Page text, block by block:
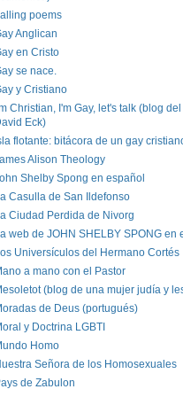
poems
Anglican
en Cristo
se nace.
y Cristiano
Christian, I'm Gay, let's talk (blog del
Eck)
flotante: bitácora de un gay
Alison Theology
Shelby Spong en español
Casulla de San Ildefonso
Ciudad Perdida de Nivorg
web de JOHN SHELBY SPONG en
Universículos del Hermano Cortés
a mano con el Pastor
(blog de una mujer judía y
de Deus (portugués)
y Doctrina LGBTI
Homo
Señora de los Homosexuales
de Zabulon